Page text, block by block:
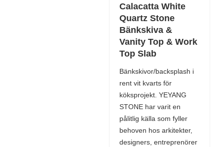
Calacatta White
Quartz Stone
Bänkskiva &
Vanity Top & Work
Top Slab
Bänkskivor/backsplash i
rent vit kvarts för
köksprojekt. YEYANG
STONE har varit en
pålitlig källa som fyller
behoven hos arkitekter,
designers, entreprenörer